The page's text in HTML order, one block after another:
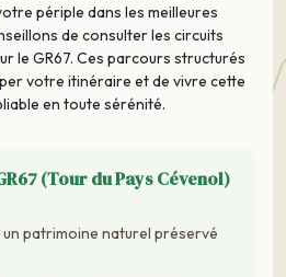
périple dans les meilleures
de consulter les circuits
le GR67. Ces parcours structurés
votre itinéraire et de vivre cette
en toute sérénité.
(Tour du Pays Cévenol)
patrimoine naturel préservé